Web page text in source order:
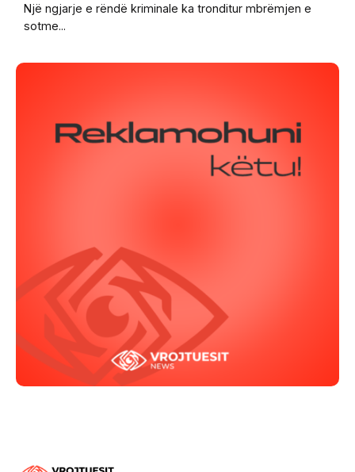
Një ngjarje e rëndë kriminale ka tronditur mbrëmjen e
sotme...